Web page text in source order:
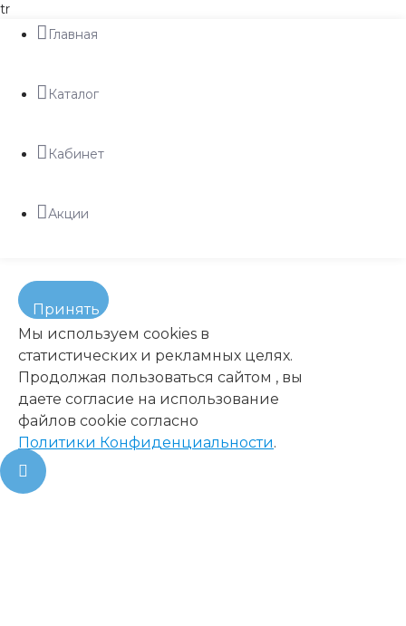
tr
Главная
Каталог
Кабинет
Акции
Принять
Мы используем cookies в
статистических и рекламных целях.
Продолжая пользоваться сайтом , вы
даете согласие на использование
файлов cookie согласно
Политики Конфиденциальности.